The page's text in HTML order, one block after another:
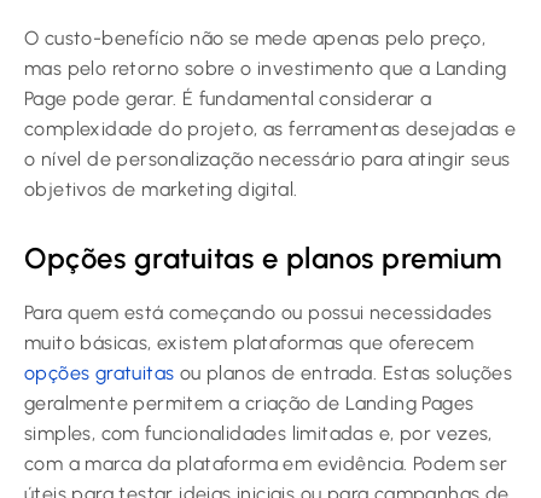
O custo-benefício não se mede apenas pelo preço,
mas pelo retorno sobre o investimento que a Landing
Page pode gerar. É fundamental considerar a
complexidade do projeto, as ferramentas desejadas e
o nível de personalização necessário para atingir seus
objetivos de marketing digital.
Opções gratuitas e planos premium
Para quem está começando ou possui necessidades
muito básicas, existem plataformas que oferecem
opções gratuitas ou planos de entrada. Estas soluções
geralmente permitem a criação de Landing Pages
simples, com funcionalidades limitadas e, por vezes,
com a marca da plataforma em evidência. Podem ser